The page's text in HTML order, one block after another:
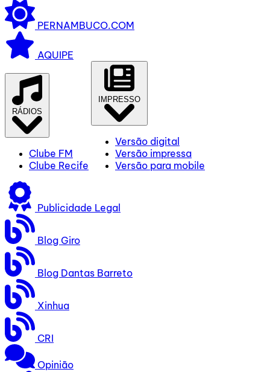
PERNAMBUCO.COM
AQUIPE
RÁDIOS
Clube FM
Clube Recife
IMPRESSO
Versão digital
Versão impressa
Versão para mobile
Publicidade Legal
Blog Giro
Blog Dantas Barreto
Xinhua
CRI
Opinião